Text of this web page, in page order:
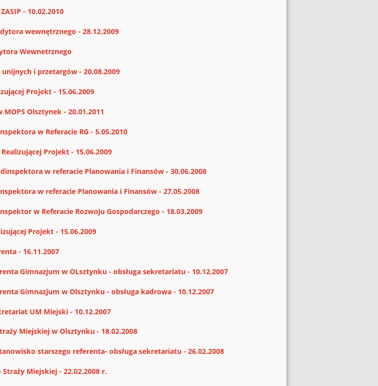
- 10.02.2010
wewnętrznego - 28.12.2009
Wewnetrznego
i przetargów - 20.08.2009
Projekt - 15.06.2009
Olsztynek - 20.01.2011
w Referacie RG - 5.05.2010
Projekt - 15.06.2009
w referacie Planowania i Finansów - 30.06.2008
w referacie Planowania i Finansów - 27.05.2008
w Referacie Rozwoju Gospodarczego - 18.03.2009
Projekt - 15.06.2009
- 16.11.2007
Gimnazjum w OLsztynku - obsługa sekretariatu - 10.12.2007
Gimnazjum w Olsztynku - obsługa kadrowa - 10.12.2007
UM Miejski - 10.12.2007
Miejskiej w Olsztynku - 18.02.2008
starszego referenta- obsługa sekretariatu - 26.02.2008
Miejskiej - 22.02.2008 r.